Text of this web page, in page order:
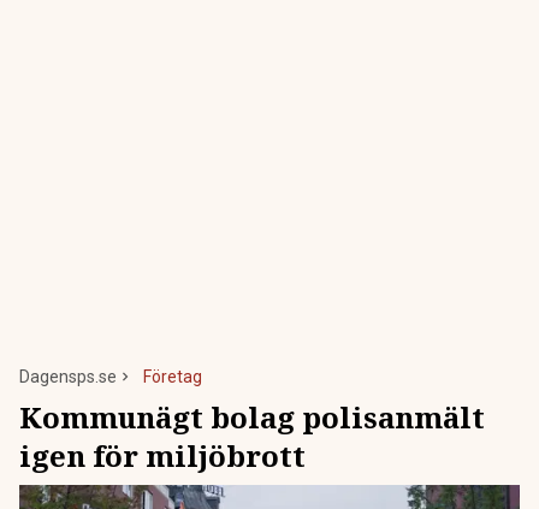
Dagensps.se Företag
Kommunägt bolag polisanmält
igen för miljöbrott